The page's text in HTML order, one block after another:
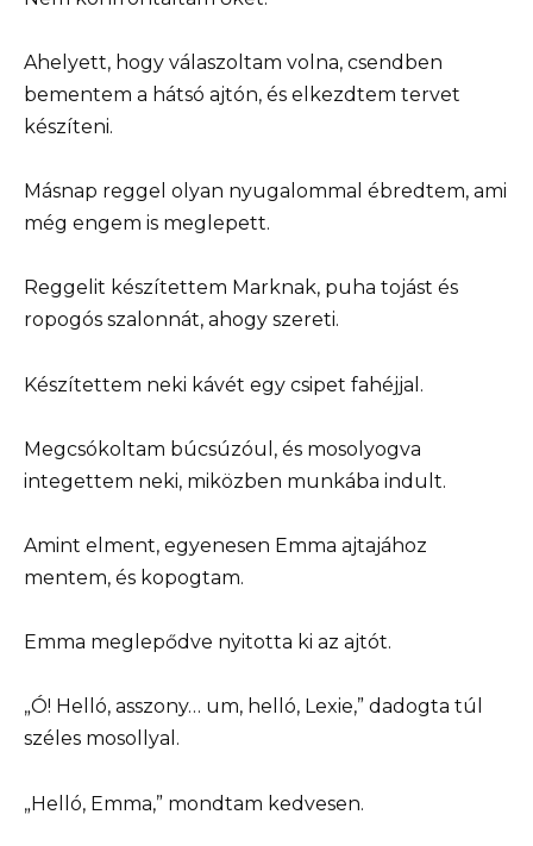
Ahelyett, hogy válaszoltam volna, csendben
bementem a hátsó ajtón, és elkezdtem tervet
készíteni.
Másnap reggel olyan nyugalommal ébredtem, ami
még engem is meglepett.
Reggelit készítettem Marknak, puha tojást és
ropogós szalonnát, ahogy szereti.
Készítettem neki kávét egy csipet fahéjjal.
Megcsókoltam búcsúzóul, és mosolyogva
integettem neki, miközben munkába indult.
Amint elment, egyenesen Emma ajtajához
mentem, és kopogtam.
Emma meglepődve nyitotta ki az ajtót.
„Ó! Helló, asszony… um, helló, Lexie,” dadogta túl
széles mosollyal.
„Helló, Emma,” mondtam kedvesen.